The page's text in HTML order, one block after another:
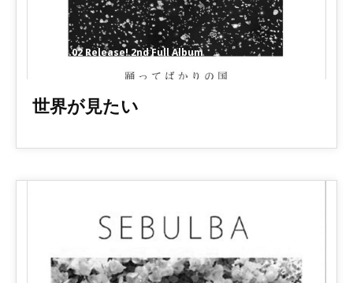
2011.11.02 Release! 2nd Full Album
世界が見たい